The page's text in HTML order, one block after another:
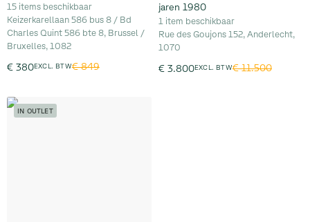
15 items beschikbaar
Keizerkarellaan 586 bus 8 / Bd
Charles Quint 586 bte 8, Brussel /
Bruxelles, 1082
€ 380EXCL. BTW€ 849
jaren 1980
1 item beschikbaar
Rue des Goujons 152, Anderlecht,
1070
€ 3.800EXCL. BTW€ 11.500
IN OUTLET